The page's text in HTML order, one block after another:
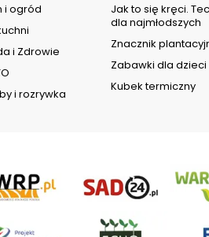
i ogród
i Zdrowie
i rozrywka
Jak to się kręci.
dla najmłodszych
Znacznik
Zabawki dla dzieci
Kubek termiczny